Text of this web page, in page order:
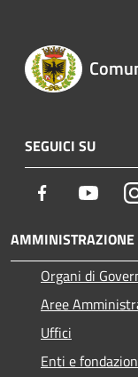
SEGUICI SU
Facebook
AMMINISTRAZIONE
Organi di
Aree
Uffici
Enti e